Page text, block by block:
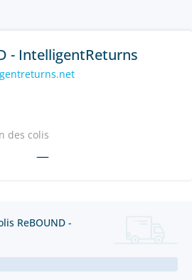
- IntelligentReturns
des colis
—
ReBOUND -